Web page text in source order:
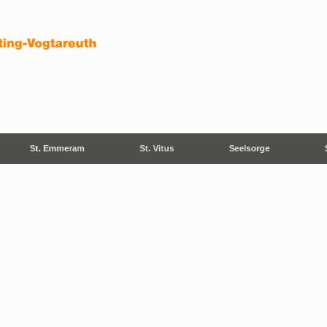
St. Emmeram St. Vitus Seelsorge